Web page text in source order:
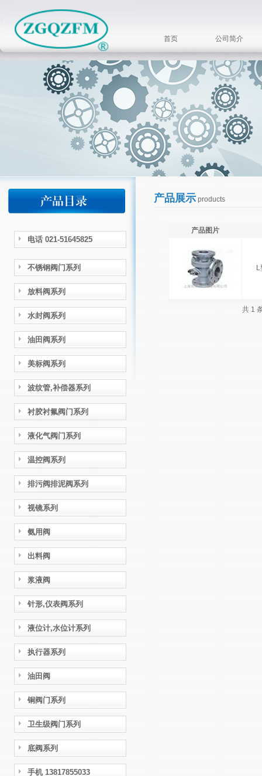
首页 公司简介
电话 021-51645825
不锈钢阀门系列
放料阀系列
水封阀系列
油田阀系列
美标阀系列
波纹管,补偿器系列
衬胶衬氟阀门系列
液化气阀门系列
温控阀系列
排污阀排泥阀系列
视镜系列
氨用阀
出料阀
浆液阀
针形,仪表阀系列
液位计,水位计系列
执行器系列
油田阀
铜阀门系列
卫生级阀门系列
底阀系列
手机 13817855033
产品展示products
产品图片
共 1